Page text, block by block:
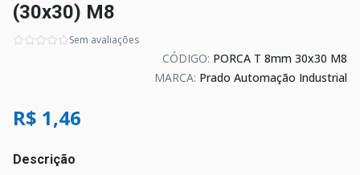
(30x30) M8
Sem avaliações
CÓDIGO: PORCA T 8mm 30x30 M8
MARCA: Prado Automação Industrial
R$ 1,46
Descrição